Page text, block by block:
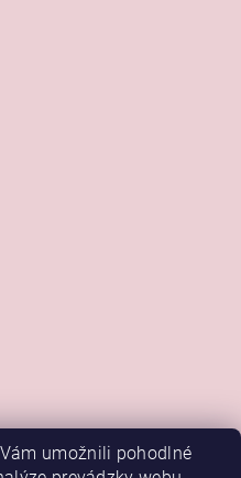
umožnili pohodlné